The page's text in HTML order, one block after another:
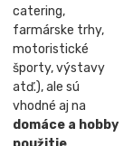
catering,
farmárske trhy,
motoristické
športy, výstavy
atď.), ale sú
vhodné aj na
domáce a hobby